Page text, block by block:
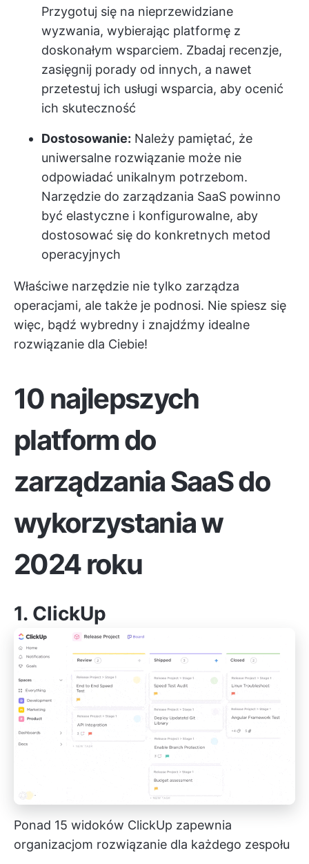
Przygotuj się na nieprzewidziane
wyzwania, wybierając platformę z
doskonałym wsparciem. Zbadaj recenzje,
zasięgnij porady od innych, a nawet
przetestuj ich usługi wsparcia, aby ocenić
ich skuteczność
Dostosowanie: Należy pamiętać, że
uniwersalne rozwiązanie może nie
odpowiadać unikalnym potrzebom.
Narzędzie do zarządzania SaaS powinno
być elastyczne i konfigurowalne, aby
dostosować się do konkretnych metod
operacyjnych
Właściwe narzędzie nie tylko zarządza
operacjami, ale także je podnosi. Nie spiesz się
więc, bądź wybredny i znajdźmy idealne
rozwiązanie dla Ciebie!
10 najlepszych
platform do
zarządzania SaaS do
wykorzystania w
2024 roku
1. ClickUp
Ponad 15 widoków ClickUp zapewnia
organizacjom rozwiązanie dla każdego zespołu